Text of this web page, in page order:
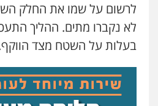
לרשום על שמו את החלק
לא נקברו מתים. ההליך
בעלות על השטח מצד